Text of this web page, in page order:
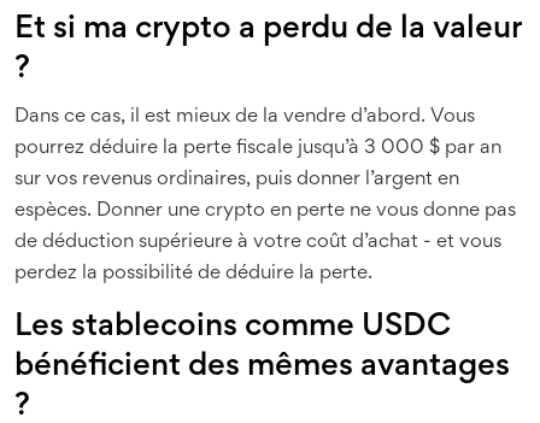
Et si ma crypto a perdu de la valeur
?
Dans ce cas, il est mieux de la vendre d’abord. Vous
pourrez déduire la perte fiscale jusqu’à 3 000 $ par an
sur vos revenus ordinaires, puis donner l’argent en
espèces. Donner une crypto en perte ne vous donne pas
de déduction supérieure à votre coût d’achat - et vous
perdez la possibilité de déduire la perte.
Les stablecoins comme USDC
bénéficient des mêmes avantages
?